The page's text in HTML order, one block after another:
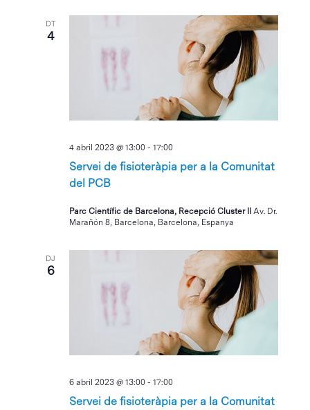
DT
4
Servei de fisioteràpia per a la Comunitat
del PCB
4 abril 2023 @ 13:00 -17:00
Parc Científic de Barcelona, Recepció Cluster IIAv. Dr.
Marañón 8, Barcelona, Barcelona, Espanya
DJ
6
Servei de fisioteràpia per a la Comunitat
6 abril 2023 @ 13:00 -17:00